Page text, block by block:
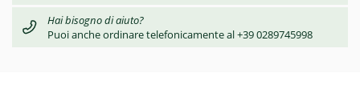
Hai bisogno di aiuto?
Puoi anche ordinare telefonicamente al +39 0289745998